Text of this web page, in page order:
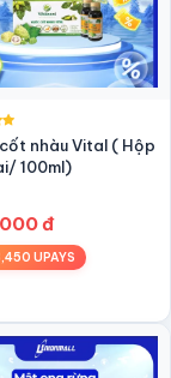
nhàu Vital ( Hộp
100ml)
đ
UPAYS